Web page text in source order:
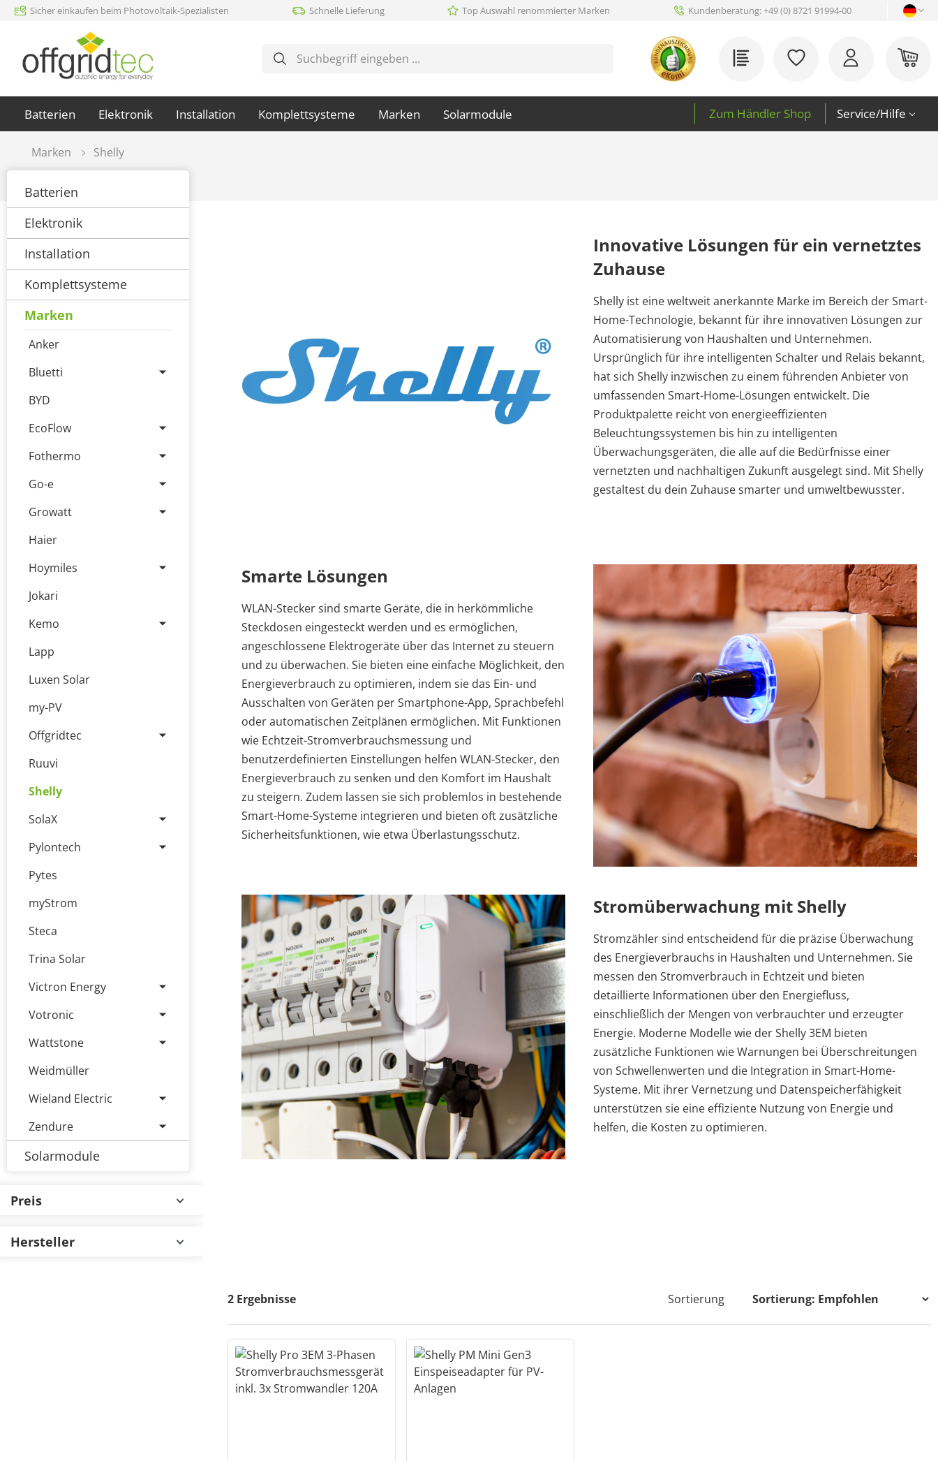
Hauptinhalt springen
Zur Suche springen
Zur Hauptnavigation springen
Sicher einkaufen beim Photovoltaik-Spezialisten Schnelle Lieferung Top Auswahl renommierter Marken Kundenberatung:+49 (0) 8721 91994-00
Du hast 0 Produkte auf
Batterien Elektronik Installation Komplettsysteme Marken Solarmodule Zum Händler Shop Service/Hilfe
Marken Shelly
Batterien
Elektronik
Installation
Komplettsysteme
Marken
Anker
Bluetti
BYD
EcoFlow
Fothermo
Go-e
Growatt
Haier
Hoymiles
Jokari
Kemo
Lapp
Luxen Solar
my-PV
Offgridtec
Ruuvi
Shelly
SolaX
Pylontech
Pytes
myStrom
Steca
Trina Solar
Victron Energy
Votronic
Wattstone
Weidmüller
Wieland Electric
Zendure
Solarmodule
Preis
Hersteller
Innovative Lösungen für ein vernetztes
Zuhause
Shelly ist eine weltweit anerkannte Marke im Bereich der Smart-
Home-Technologie, bekannt für ihre innovativen Lösungen zur
Automatisierung von Haushalten und Unternehmen.
Ursprünglich für ihre intelligenten Schalter und Relais bekannt,
hat sich Shelly inzwischen zu einem führenden Anbieter von
umfassenden Smart-Home-Lösungen entwickelt. Die
Produktpalette reicht von energieeffizienten
Beleuchtungssystemen bis hin zu intelligenten
Überwachungsgeräten, die alle auf die Bedürfnisse einer
vernetzten und nachhaltigen Zukunft ausgelegt sind. Mit Shelly
gestaltest du dein Zuhause smarter und umweltbewusster.
Smarte Lösungen
WLAN-Stecker sind smarte Geräte, die in herkömmliche
Steckdosen eingesteckt werden und es ermöglichen,
angeschlossene Elektrogeräte über das Internet zu steuern
und zu überwachen. Sie bieten eine einfache Möglichkeit, den
Energieverbrauch zu optimieren, indem sie das Ein- und
Ausschalten von Geräten per Smartphone-App, Sprachbefehl
oder automatischen Zeitplänen ermöglichen. Mit Funktionen
wie Echtzeit-Stromverbrauchsmessung und
benutzerdefinierten Einstellungen helfen WLAN-Stecker, den
Energieverbrauch zu senken und den Komfort im Haushalt
zu steigern. Zudem lassen sie sich problemlos in bestehende
Smart-Home-Systeme integrieren und bieten oft zusätzliche
Sicherheitsfunktionen, wie etwa Überlastungsschutz.
Stromüberwachung mit Shelly
Stromzähler sind entscheidend für die präzise Überwachung
des Energieverbrauchs in Haushalten und Unternehmen. Sie
messen den Stromverbrauch in Echtzeit und bieten
detaillierte Informationen über den Energiefluss,
einschließlich der Mengen von verbrauchter und erzeugter
Energie. Moderne Modelle wie der Shelly 3EM bieten
zusätzliche Funktionen wie Warnungen bei Überschreitungen
von Schwellenwerten und die Integration in Smart-Home-
Systeme. Mit ihrer Vernetzung und Datenspeicherfähigkeit
unterstützen sie eine effiziente Nutzung von Energie und
helfen, die Kosten zu optimieren.
2 Ergebnisse Sortierung